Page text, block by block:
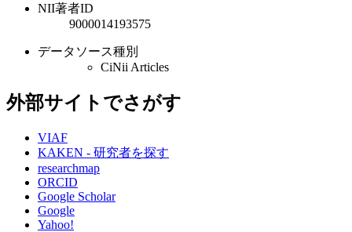
NII著者ID
9000014193575
データソース種別
CiNii Articles
外部サイトでさがす
VIAF
KAKEN - 研究者を探す
researchmap
ORCID
Google Scholar
Google
Yahoo!